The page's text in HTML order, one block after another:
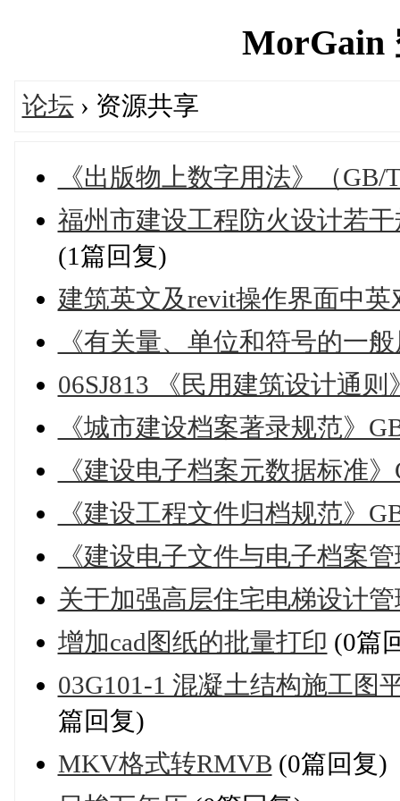
MorGain
论坛 › 资源共享
《出版物上数字用法》（GB/
福州市建设工程防火设计若
(1篇回复)
建筑英文及revit操作界面中英
《有关量、单位和符号的一
06SJ813 《民用建筑设计通则
《城市建设档案著录规范》
《建设电子档案元数据标准》
《建设工程文件归档规范》
《建设电子文件与电子档案
关于加强高层住宅电梯设计
增加cad图纸的批量打印 (0篇
03G101-1 混凝土结构施工图
篇回复)
MKV格式转RMVB (0篇回复)